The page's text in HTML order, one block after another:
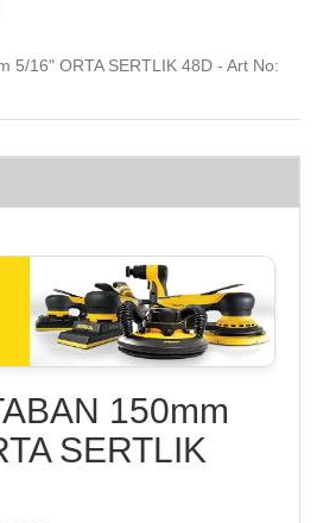
5/16" ORTA SERTLIK 48D - Art No:
150mm
SERTLIK